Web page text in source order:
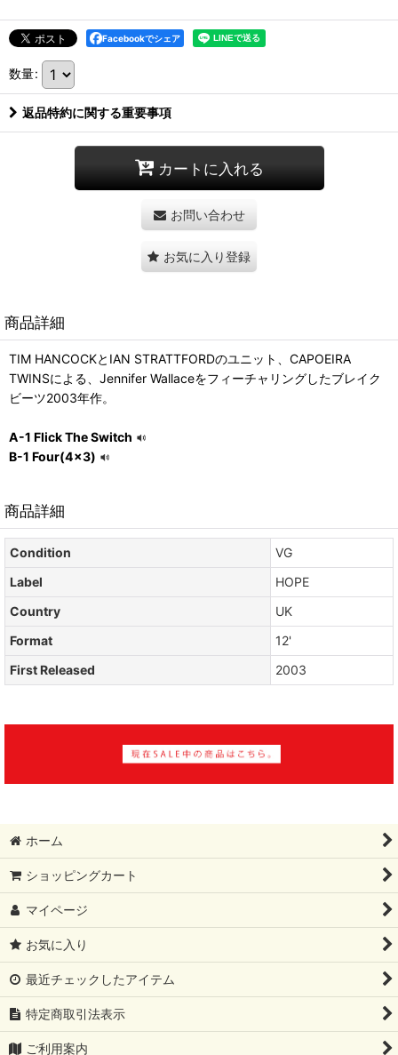
Facebookでシェア
数量:
返品特約に関する重要事項
カートに入れる
お問い合わせ
お気に入り登録
商品詳細
TIM HANCOCKとIAN STRATTFORDのユニット、CAPOEIRA
TWINSによる、Jennifer Wallaceをフィーチャリングしたブレイク
ビーツ2003年作。
A-1 Flick The Switch
B-1 Four(4×3)
商品詳細
Condition
VG
Label
HOPE
Country
UK
Format
12'
First Released
2003
ホーム
ショッピングカート
マイページ
お気に入り
最近チェックしたアイテム
特定商取引法表示
ご利用案内